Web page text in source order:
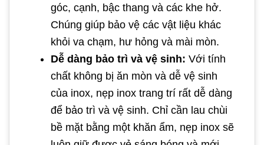
góc, cạnh, bậc thang và các khe hở.
Chúng giúp bảo vệ các vật liệu khác
khỏi va chạm, hư hỏng và mài mòn.
Dễ dàng bảo trì và vệ sinh: Với tính
chất không bị ăn mòn và dễ vệ sinh
của inox, nẹp inox trang trí rất dễ dàng
để bảo trì và vệ sinh. Chỉ cần lau chùi
bề mặt bằng một khăn ẩm, nẹp inox sẽ